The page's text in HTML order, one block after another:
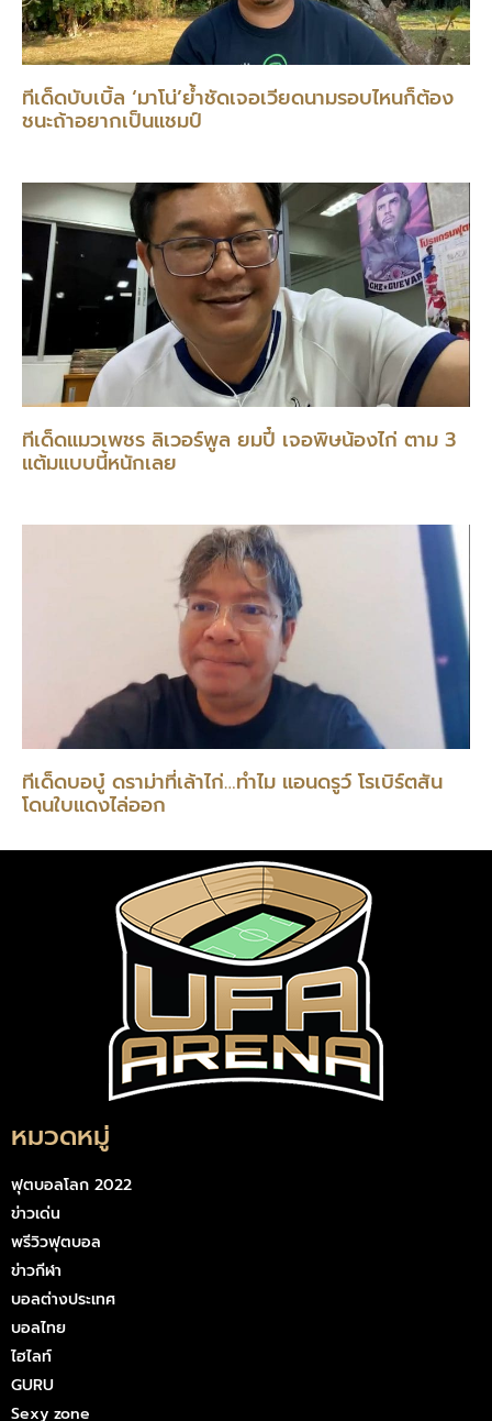
ทีเด็ดบับเบิ้ล ‘มาโน่’ย้ำชัดเจอเวียดนามรอบไหนก็ต้อง
ชนะถ้าอยากเป็นแชมป์
ทีเด็ดแมวเพชร ลิเวอร์พูล ยมปี๋ เจอพิษน้องไก่ ตาม 3
แต้มแบบนี้หนักเลย
ทีเด็ดบอบู๋ ดราม่าที่เล้าไก่…ทำไม แอนดรูว์ โรเบิร์ตสัน
โดนใบแดงไล่ออก
หมวดหมู่
ฟุตบอลโลก 2022
ข่าวเด่น
พรีวิวฟุตบอล
ข่าวกีฬา
บอลต่างประเทศ
บอลไทย
ไฮไลท์
GURU
Sexy zone